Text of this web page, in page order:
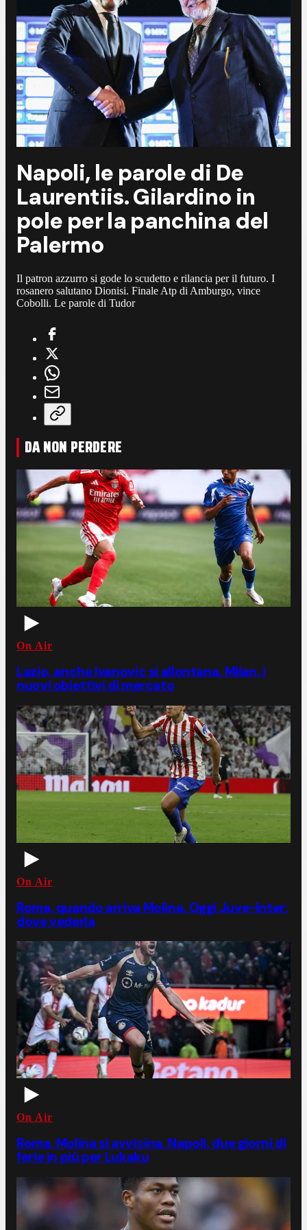
Napoli, le parole di De
Laurentiis. Gilardino in
pole per la panchina del
Palermo
Il patron azzurro si gode lo scudetto e rilancia per il futuro. I
rosanero salutano Dionisi. Finale Atp di Amburgo, vince
Cobolli. Le parole di Tudor
DA NON PERDERE
On Air
Lazio, anche Ivanovic si allontana. Milan, i
nuovi obiettivi di mercato
On Air
Roma, quando arriva Molina. Oggi Juve-Inter:
dove vederla
On Air
Roma, Molina si avvicina. Napoli, due giorni di
ferie in più per Lukaku